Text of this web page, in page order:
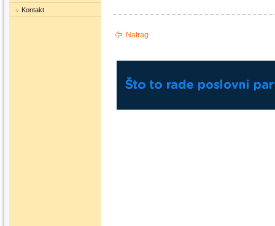
Kontakt
Natrag